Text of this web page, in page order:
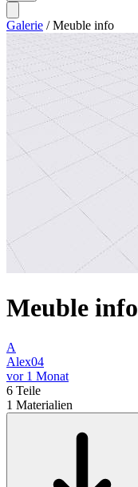
Galerie / Meuble info
Meuble info
A
Alex04
vor 1 Monat
6 Teile
1 Materialien